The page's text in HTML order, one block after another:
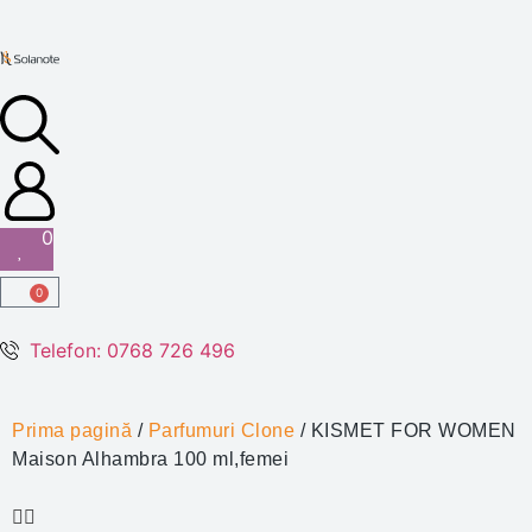
0
0
Telefon: 0768 726 496
Prima pagină / Parfumuri Clone / KISMET FOR WOMEN
Maison Alhambra 100 ml,femei